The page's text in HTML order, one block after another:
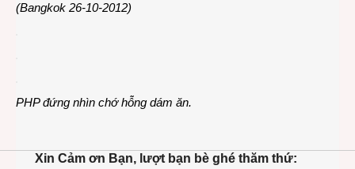
(Bangkok 26-10-2012)
PHP đứng nhìn chớ hỗng dám ăn.
Xin Cảm ơn Bạn, lượt bạn bè ghé thăm thứ: